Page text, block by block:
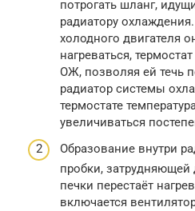
потрогать шланг,
радиатору
холодного двигателя
нагреваться,
ОЖ, позволяя ей течь
радиатор системы
термостате
увеличиваться
Образование внутри
пробки,
печки перестаёт
включается